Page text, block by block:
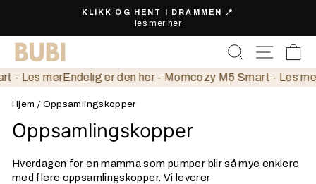
til
innholdet
Pause
KLIKK OG HENT I DRAMMEN 📍
les mer her
SØK
- Les merEndelig er den her - Momcozy M5 Smart - Les mer
Hjem / Oppsamlingskopper
Oppsamlingskopper
Hverdagen for en mamma som pumper blir så mye enklere
med flere oppsamlingskopper. Vi leverer